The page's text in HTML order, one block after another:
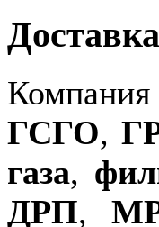
ГСГО,
газа,
ДРП,